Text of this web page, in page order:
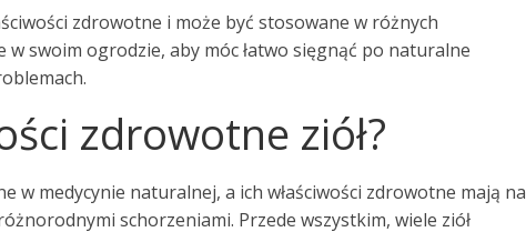
zdrowotne i może być stosowane w różnych
swoim ogrodzie, aby móc łatwo sięgnąć po naturalne
zdrowotne ziół?
w medycynie naturalnej, a ich właściwości zdrowotne mają na
schorzeniami. Przede wszystkim, wiele ziół